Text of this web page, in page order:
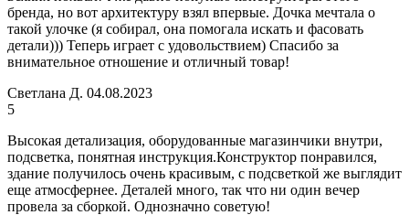
бренда, но вот архитектуру взял впервые. Дочка мечтала о
такой улочке (я собирал, она помогала искать и фасовать
детали))) Теперь играет с удовольствием) Спасибо за
внимательное отношение и отличный товар!
Светлана Д. 04.08.2023
5
Высокая детализация, оборудованные магазинчики внутри,
подсветка, понятная инструкция.Конструктор понравился,
здание получилось очень красивым, с подсветкой же выглядит
еще атмосфернее. Деталей много, так что ни один вечер
провела за сборкой. Однозначно советую!